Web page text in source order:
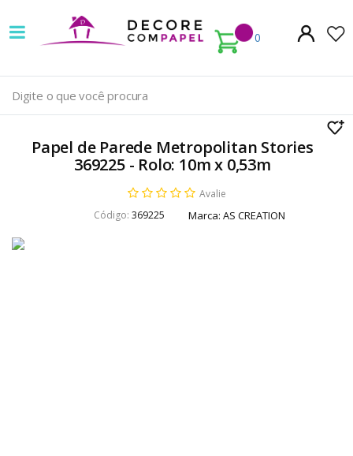
0
Decore
com
papel
é
pioneira
em
venda
Papel de Parede Metropolitan Stories
369225 - Rolo: 10m x 0,53m
Avalie
Código: 369225 Marca: AS CREATION